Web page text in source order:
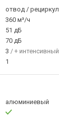
отвод /
360 м³/ч
51 дБ
70 дБ
3 / +
1
алюминиевый